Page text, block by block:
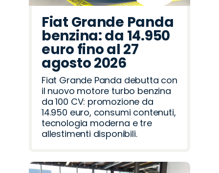
Fiat Grande Panda
benzina: da 14.950
euro fino al 27
agosto 2026
Fiat Grande Panda debutta con
il nuovo motore turbo benzina
da 100 CV: promozione da
14.950 euro, consumi contenuti,
tecnologia moderna e tre
allestimenti disponibili.